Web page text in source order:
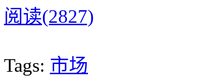
阅读(2827)
Tags: 市场